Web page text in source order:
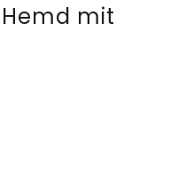
mit